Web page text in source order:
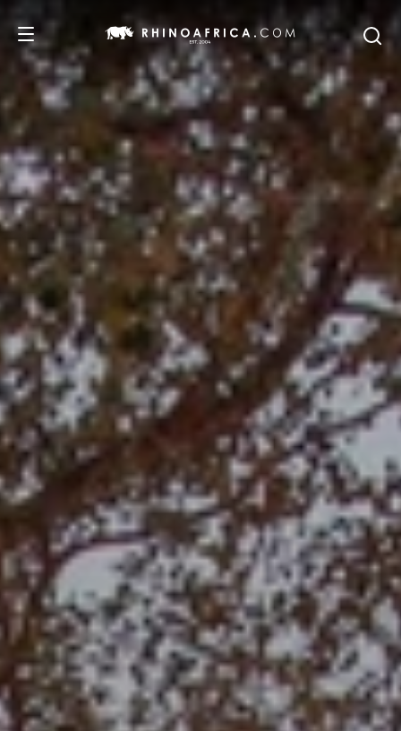
DESTINATIONS
ITINERAIRES
SAFARIS
NOS RECOMMANDATIONS
BLOG
Qui Sommes Nous
Rencontrez l'équipe
Prix & Distinctions
Avis de nos clients
Notre impact
Tourisme durable
RESERVEZ AVEC NOUS
Pourquoi réserver avec nous ?
Que sont des voyages sur-mesure ?
Voyagez en toute confiance
Acompte 100% remboursable
Assurance voyage
Français USD-$US )
Numéro vert gratuit: 888 2156 556